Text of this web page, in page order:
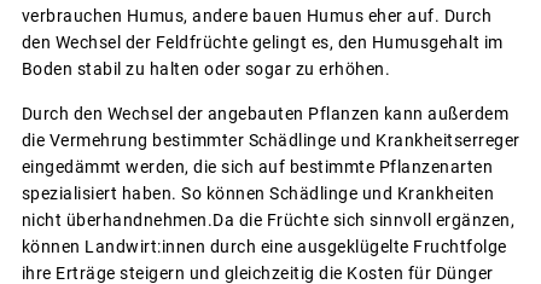
verbrauchen Humus, andere bauen Humus eher auf. Durch
den Wechsel der Feldfrüchte gelingt es, den Humusgehalt im
Boden stabil zu halten oder sogar zu erhöhen.
Durch den Wechsel der angebauten Pflanzen kann außerdem
die Vermehrung bestimmter Schädlinge und Krankheitserreger
eingedämmt werden, die sich auf bestimmte Pflanzenarten
spezialisiert haben. So können Schädlinge und Krankheiten
nicht überhandnehmen.Da die Früchte sich sinnvoll ergänzen,
können Landwirt:innen durch eine ausgeklügelte Fruchtfolge
ihre Erträge steigern und gleichzeitig die Kosten für Dünger